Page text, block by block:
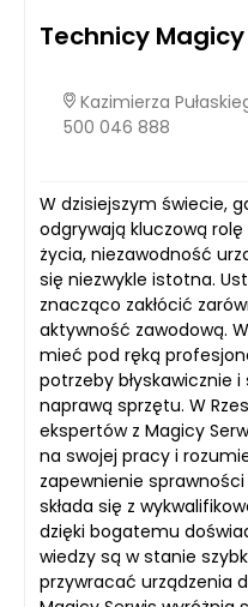
Technicy
Kazimierza
500 046 888
W dzisiejszym świecie,
odgrywają kluczową
życia, niezawodność
się niezwykle istotna.
znacząco zakłócić
aktywność zawodową.
mieć pod ręką
potrzeby błyskawicznie
naprawą sprzętu. W
ekspertów z Magicy
na swojej pracy i
zapewnienie
składa się z
dzięki bogatemu
wiedzy są w stanie
przywracać urządzenia